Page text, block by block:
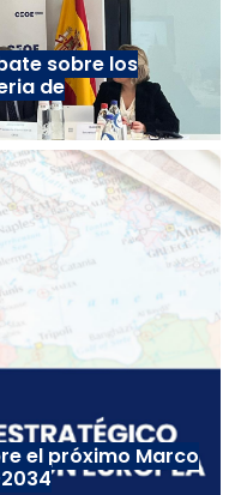
sobre los
de
el próximo Marco